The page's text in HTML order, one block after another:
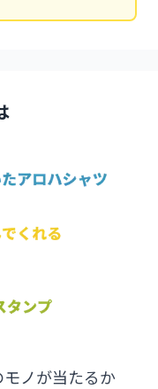
ノが当たるか